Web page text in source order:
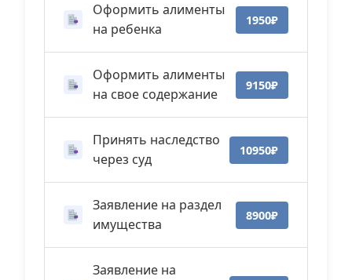
Оформить алименты
на ребенка
1950₽
Оформить алименты
на свое содержание
9150₽
Принять наследство
через суд
10950₽
Заявление на раздел
имущества
8900₽
Заявление на